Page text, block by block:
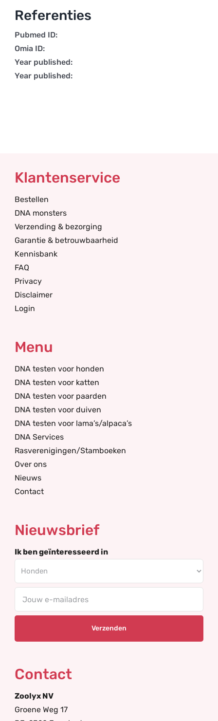
Referenties
Pubmed ID:
Omia ID:
Year published:
Year published:
Klantenservice
Bestellen
DNA monsters
Verzending & bezorging
Garantie & betrouwbaarheid
Kennisbank
FAQ
Privacy
Disclaimer
Login
Menu
DNA testen voor honden
DNA testen voor katten
DNA testen voor paarden
DNA testen voor duiven
DNA testen voor lama’s/alpaca’s
DNA Services
Rasverenigingen/Stamboeken
Over ons
Nieuws
Contact
Nieuwsbrief
Ik ben geïnteresseerd in
Contact
Zoolyx NV
Groene Weg 17